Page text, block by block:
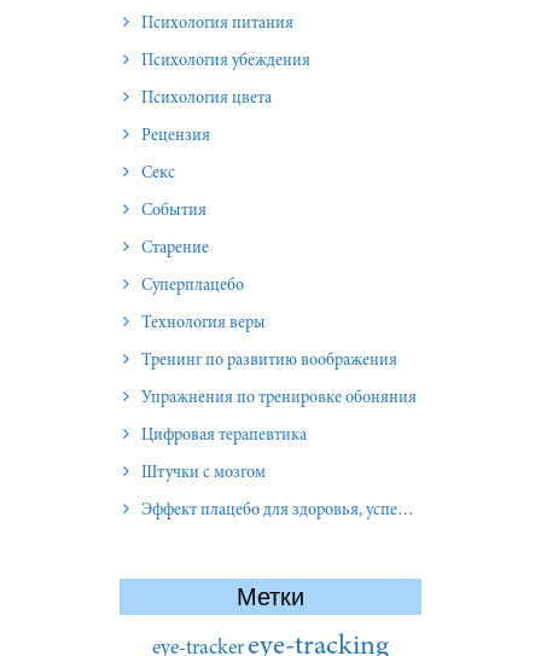
Психология питания
Психология убеждения
Психология цвета
Рецензия
Секс
События
Старение
Суперплацебо
Технология веры
Тренинг по развитию воображения
Упражнения по тренировке обоняния
Цифровая терапевтика
Штучки с мозгом
Эффект плацебо для здоровья, успеха и отношений
Метки
eye-tracker eye-tracking